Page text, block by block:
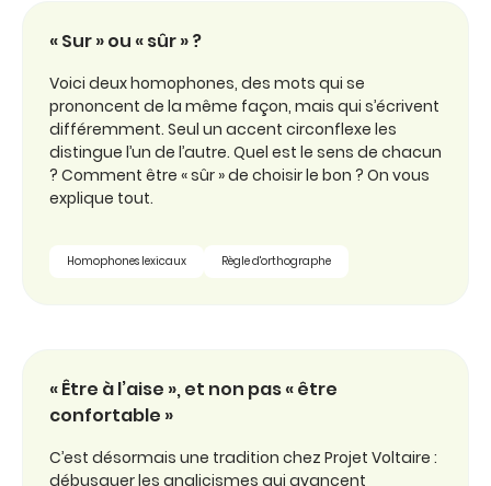
« Sur » ou « sûr » ?
Voici deux homophones, des mots qui se
prononcent de la même façon, mais qui s’écrivent
différemment. Seul un accent circonflexe les
distingue l’un de l’autre. Quel est le sens de chacun
? Comment être « sûr » de choisir le bon ? On vous
explique tout.
Homophones lexicaux Règle d'orthographe
« Être à l’aise », et non pas « être
confortable »
C’est désormais une tradition chez Projet Voltaire :
débusquer les anglicismes qui avancent